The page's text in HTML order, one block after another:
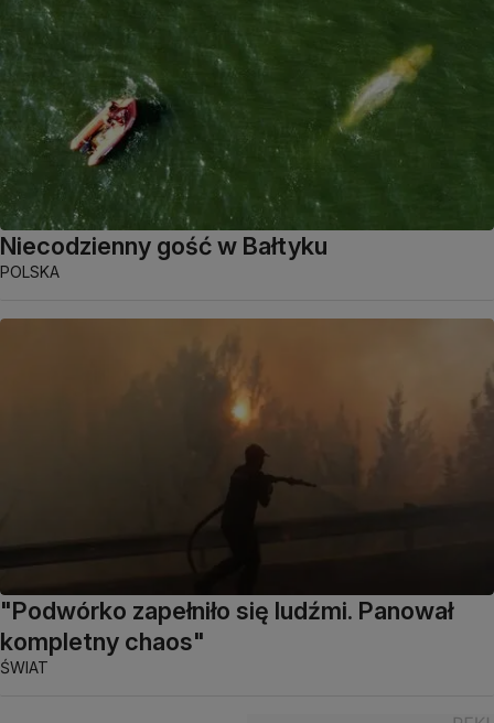
Niecodzienny gość w Bałtyku
POLSKA
"Podwórko zapełniło się ludźmi. Panował
kompletny chaos"
ŚWIAT